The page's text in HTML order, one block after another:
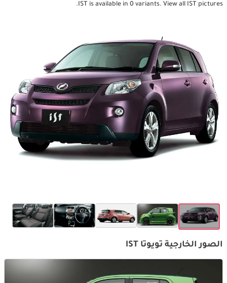
IST is available in 0 variants. View all IST pictures.
الصور الخارجية تويوتا IST